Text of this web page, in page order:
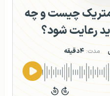
چیست و چه
رعایت شود؟
مدت:۴دقیقه